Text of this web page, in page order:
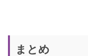
まとめ